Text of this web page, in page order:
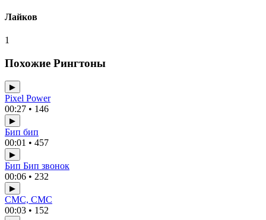
Лайков
1
Похожие Рингтоны
▶
Pixel Power
00:27 • 146
▶
Бип бип
00:01 • 457
▶
Бип Бип звонок
00:06 • 232
▶
СМС, СМС
00:03 • 152